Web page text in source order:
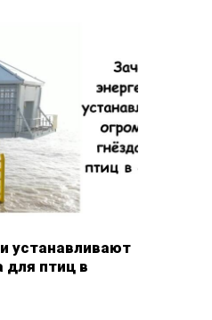
устанавливают
для птиц в